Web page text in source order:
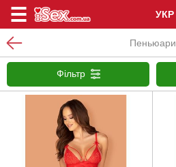
УКР
Пеньюари
Фільтр